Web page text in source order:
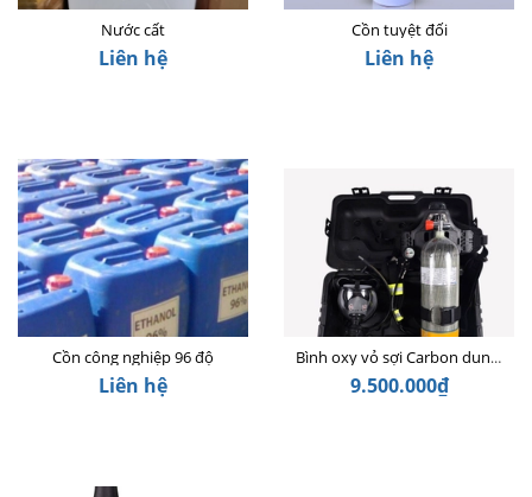
Nước cất
Liên hệ
Cồn tuyệt đối
Liên hệ
Cồn công nghiệp 96 độ
Liên hệ
Bình oxy vỏ sợi Carbon dung tích 6,8L
9.500.000₫